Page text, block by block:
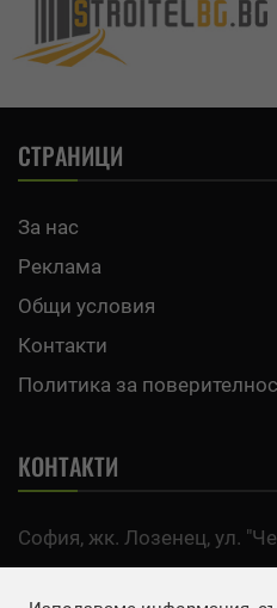
СТРАНИЦИ
За нас
Реклама
Общи условия
Контакти
Политика за
КОНТАКТИ
София, жк. Лозенец, ул.